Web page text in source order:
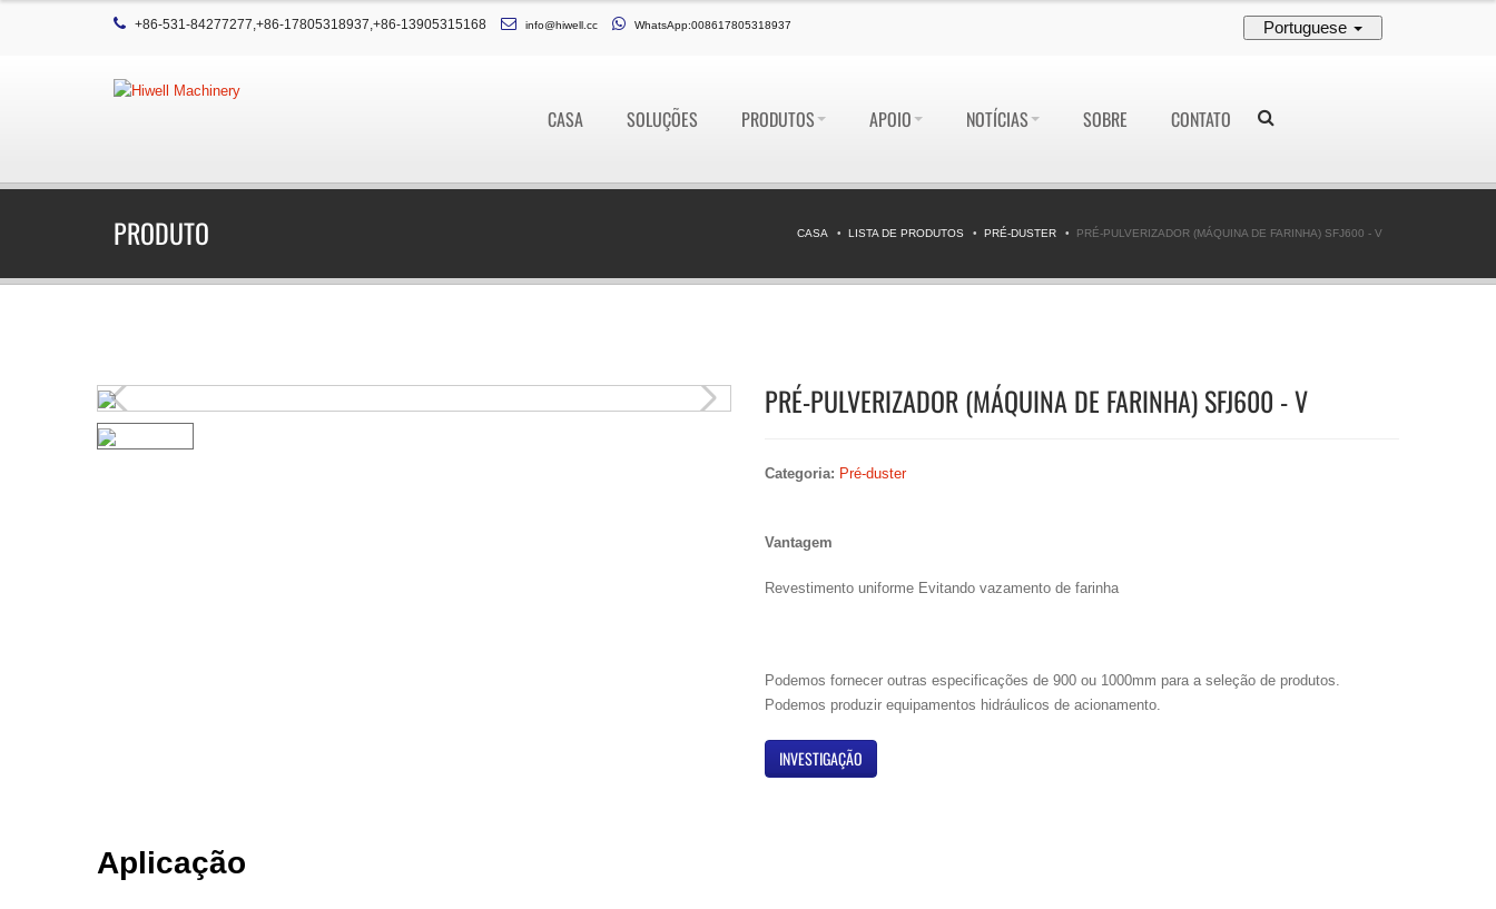
+86-531-84277277,+86-17805318937,+86-13905315168 info@hiwell.cc WhatsApp:008617805318937 Portuguese
CASA SOLUÇÕES PRODUTOS APOIO NOTÍCIAS SOBRE CONTATO
PRODUTO CASA LISTA DE PRODUTOS PRÉ-DUSTER PRÉ-PULVERIZADOR (MÁQUINA DE FARINHA) SFJ600 - V
PRÉ-PULVERIZADOR (MÁQUINA DE FARINHA) SFJ600 - V
Categoria: Pré-duster
Vantagem
Revestimento uniforme Evitando vazamento de farinha
Podemos fornecer outras especificações de 900 ou 1000mm para a seleção de produtos.
Podemos produzir equipamentos hidráulicos de acionamento.
INVESTIGAÇÃO
Aplicação